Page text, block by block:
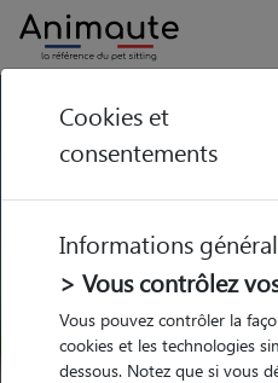
GARDE ANIMAUX à Arcueil :
à domicile,
Trouvez une
Arcueil
Parmi nos 35 pet-
Cookies et
consentements
Informations
> Vous contrôlez
Vous pouvez contrôler la
cookies et les technologies
dessous. Notez que si vous